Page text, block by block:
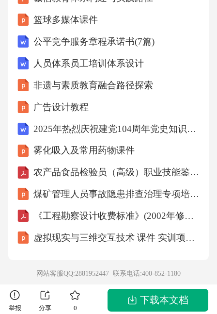
资基金，销售额1500万元；占比：总销售额=12
00+850+1500+750=4300万元；占比=1500/4300≈
34.88%。（2）预计销售额：货币基金=1200×1.
15=1380万元；财富管理=850×1.10=935万元；
投资基金=1500×1.12=1680万元；理财债券=750
×1.08=810万元。解析：计算占比时需先求和，
再求比例；预计销售额=原销售额×（1+增长
率）。2.答案（1）最高季度：第四季度，总支
出：第一季度=120×1.05=126亿元；第二季度=1
30×1.08=140.4亿元；第三季度=140×1.06=148.4
亿元；第四季度=150×1.07=160.5亿元。解析：
总支出=各季度支出之和；预计支出=原支出×
2.96万人；3月=35×1.04=36.4万人；4月=33×1.05
篮球多媒体课件
公平竞争服务章程承诺书(7篇)
人员体系员工培训体系设计
非遗与素质教育融合路径探索
广告设计教程
2025年热烈庆祝建党104周年党史知识竞赛题库及答案（共300题）
雾化吸入及常用药物课件
农产品食品检验员（高级）职业技能鉴定考试题及答案
煤矿管理人员事故隐患排查治理专项培训课件
《工程勘察设计收费标准》(2002年修订本)
虚拟现实与三维交互技术 课件 实训项目3 开发虚拟文旅虚拟交互项目的技术实操
网站客服QQ:2881952447 联系电话:400-852-1180
举报 分享 0
下载本文档